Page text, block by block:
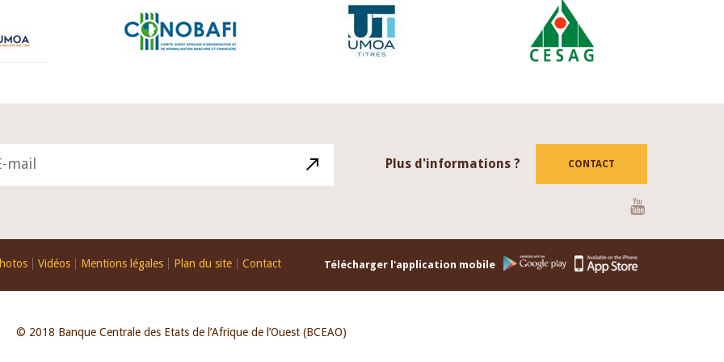
Plus d'informations ? CONTACT
Vidéos Mentions légales Plan du site Contact Télécharger l'application mobile
© 2018 Banque Centrale des Etats de l’Afrique de l’Ouest (BCEAO)